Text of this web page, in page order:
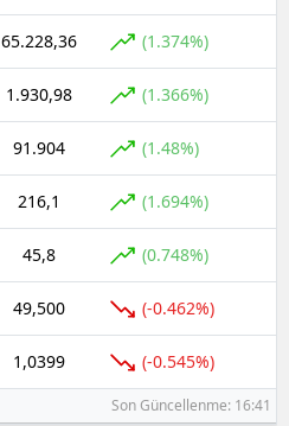
65.228,36 (1.374%)
1.930,98 (1.366%)
91.904 (1.48%)
216,1 (1.694%)
45,8 (0.748%)
49,500 (-0.462%)
1,0399 (-0.545%)
Son Güncellenme: 16:41